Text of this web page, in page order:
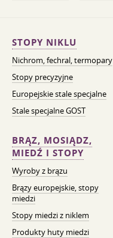
STOPY NIKLU
Nichrom, fechral, termopary
Stopy precyzyjne
Europejskie stale specjalne
Stale specjalne GOST
BRĄZ, MOSIĄDZ,
MIEDŹ I STOPY
Wyroby z brązu
Brązy europejskie, stopy
miedzi
Stopy miedzi z niklem
Produkty huty miedzi